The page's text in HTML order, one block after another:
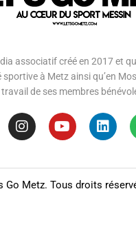
associatif créé en 2017 et
à Metz ainsi qu’en
de ses membres
Go Metz. Tous droits